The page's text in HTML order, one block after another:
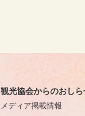
観光協会からのおしら
メディア掲載情報